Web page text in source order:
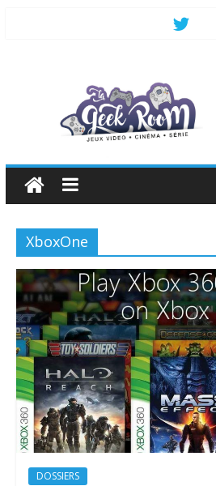
XboxOne
DOSSIERS